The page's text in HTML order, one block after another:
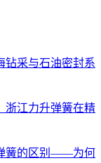
钻采与石油密封系
浙江力升弹簧在精
簧的区别——为何